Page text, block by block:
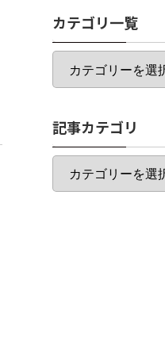
カテゴリ一覧
カ
ゴ
一
覧
記事カテゴリ
記
カ